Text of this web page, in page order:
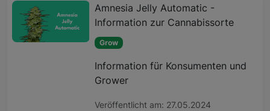
Amnesia Jelly Automatic -
Information zur Cannabissorte
Grow
Information für Konsumenten und
Grower
Veröffentlicht am: 27.05.2024